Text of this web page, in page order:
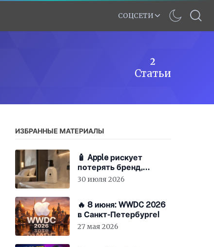
СОЦСЕТИ
2
Статьи
ИЗБРАННЫЕ МАТЕРИАЛЫ
🧴 Apple рискует
потерять бренд,
экономя на «мыле»
30 июля 2026
🔥 8 июня: WWDC 2026
в Санкт-Петербурге!
27 мая 2026